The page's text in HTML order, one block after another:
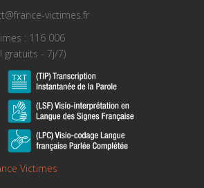
victimes.fr
: 116 006
gratuits - 7j/7)
Victimes